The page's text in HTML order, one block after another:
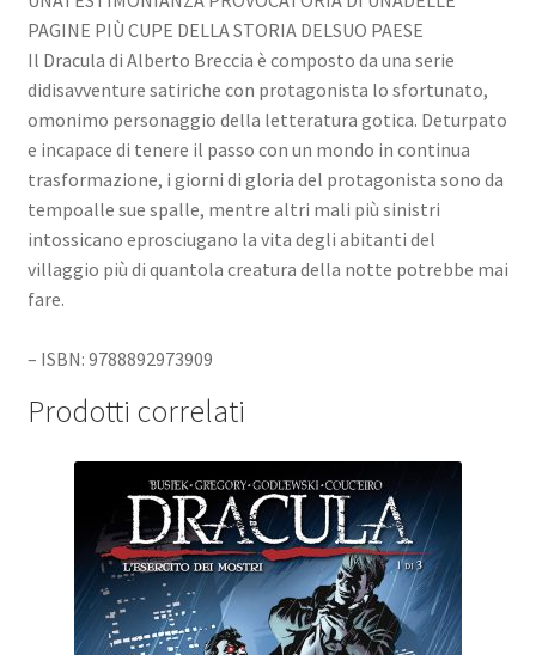
PAGINE PIÙ CUPE DELLA STORIA DELSUO PAESE
Il Dracula di Alberto Breccia è composto da una serie
didisavventure satiriche con protagonista lo sfortunato,
omonimo personaggio della letteratura gotica. Deturpato
e incapace di tenere il passo con un mondo in continua
trasformazione, i giorni di gloria del protagonista sono da
tempoalle sue spalle, mentre altri mali più sinistri
intossicano eprosciugano la vita degli abitanti del
villaggio più di quantola creatura della notte potrebbe mai
fare.
– ISBN: 9788892973909
Prodotti correlati